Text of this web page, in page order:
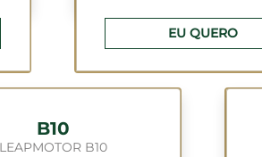
EU QUERO
B10
LEAPMOTOR B10